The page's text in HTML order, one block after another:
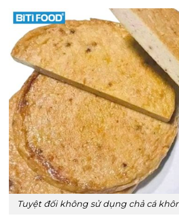
Tuyệt đối không sử dụng chả cá